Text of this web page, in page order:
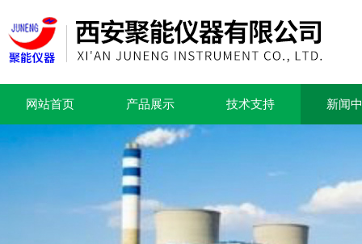
网站首页 产品展示 技术支持 新闻